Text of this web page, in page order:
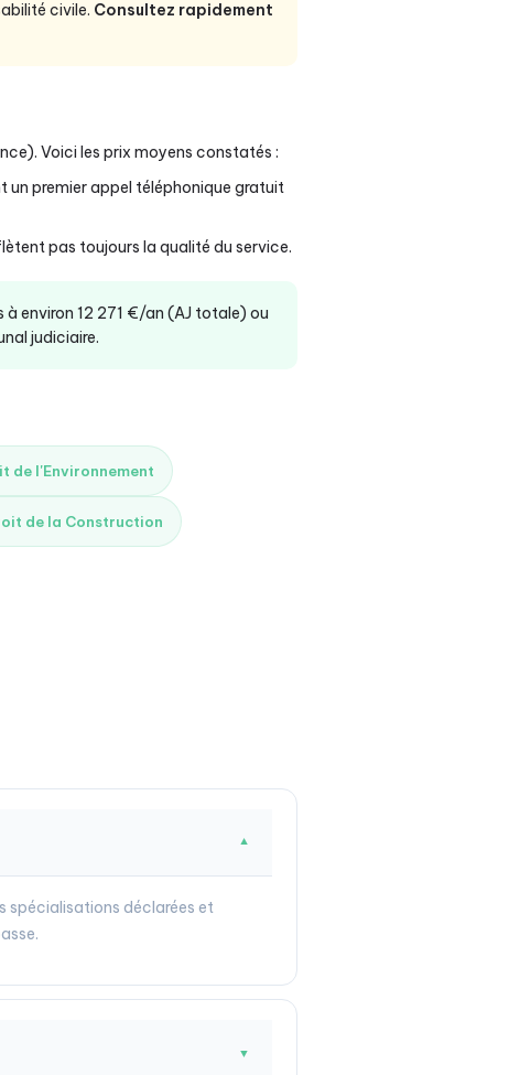
civile. Consultez rapidement
Voici les prix moyens constatés :
un premier appel téléphonique gratuit
pas toujours la qualité du service.
environ 12 271 €/an (AJ totale) ou
judiciaire.
de l'Environnement
de la Construction
▼
spécialisations déclarées et
▼